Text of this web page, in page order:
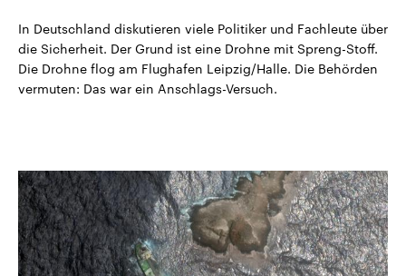
In Deutschland diskutieren viele Politiker und Fachleute über
die Sicherheit. Der Grund ist eine Drohne mit Spreng-Stoff.
Die Drohne flog am Flughafen Leipzig/Halle. Die Behörden
vermuten: Das war ein Anschlags-Versuch.